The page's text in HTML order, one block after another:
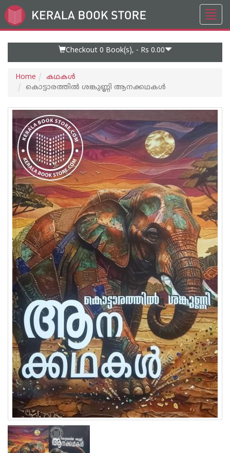
Go
to
Checkout 0 Book(s), - Rs 0.00
Home
കഥകള്‍
കൊട്ടാരത്തിൽ ശങ്കുണ്ണി ആനക്കഥകൾ